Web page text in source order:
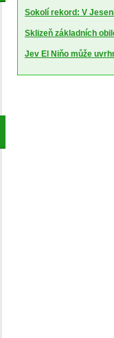
Sokolí rekord: V
Sklizeň základních
Jev El Niňo může